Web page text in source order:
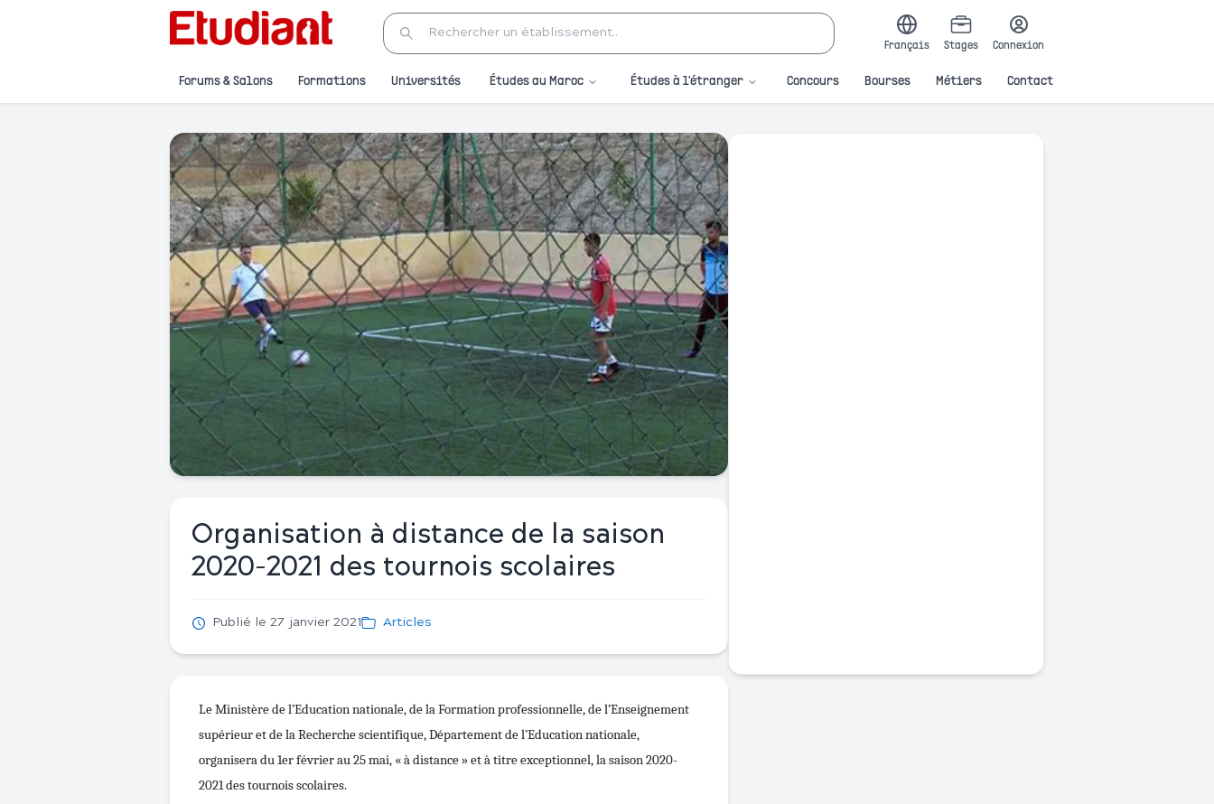
Français Stages Connexion
Forums & Salons Formations Universités Études au Maroc Études à l'étranger Concours Bourses Métiers Contact
Organisation à distance de la saison
2020-2021 des tournois scolaires
Publié le 27 janvier 2021 Articles
Le Ministère de l’Education nationale, de la Formation professionnelle, de l’Enseignement
supérieur et de la Recherche scientifique, Département de l’Education nationale,
organisera du 1er février au 25 mai, « à distance » et à titre exceptionnel, la saison 2020-
2021 des tournois scolaires.